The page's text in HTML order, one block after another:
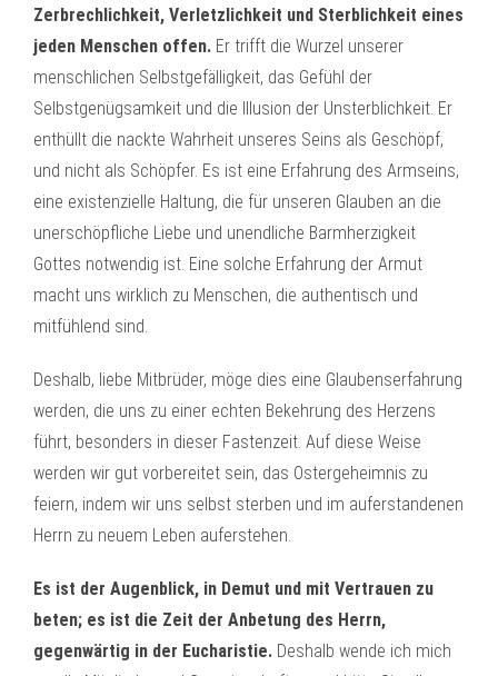
Zerbrechlichkeit, Verletzlichkeit und Sterblichkeit eines
jeden Menschen offen. Er trifft die Wurzel unserer
menschlichen Selbstgefälligkeit, das Gefühl der
Selbstgenügsamkeit und die Illusion der Unsterblichkeit. Er
enthüllt die nackte Wahrheit unseres Seins als Geschöpf,
und nicht als Schöpfer. Es ist eine Erfahrung des Armseins,
eine existenzielle Haltung, die für unseren Glauben an die
unerschöpfliche Liebe und unendliche Barmherzigkeit
Gottes notwendig ist. Eine solche Erfahrung der Armut
macht uns wirklich zu Menschen, die authentisch und
mitfühlend sind.
Deshalb, liebe Mitbrüder, möge dies eine Glaubenserfahrung
werden, die uns zu einer echten Bekehrung des Herzens
führt, besonders in dieser Fastenzeit. Auf diese Weise
werden wir gut vorbereitet sein, das Ostergeheimnis zu
feiern, indem wir uns selbst sterben und im auferstandenen
Herrn zu neuem Leben auferstehen.
Es ist der Augenblick, in Demut und mit Vertrauen zu
beten; es ist die Zeit der Anbetung des Herrn,
gegenwärtig in der Eucharistie. Deshalb wende ich mich